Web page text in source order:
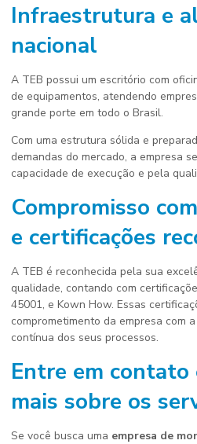
Infraestrutura e
nacional
A TEB possui um escritório com
de equipamentos, atendendo
grande porte em todo o Brasil.
Com uma estrutura sólida e
demandas do mercado, a empresa
capacidade de execução e pela
Compromisso
e certificações
A TEB é reconhecida pela sua
qualidade, contando com
45001, e Kown How. Essas
comprometimento da empresa com
contínua dos seus processos.
Entre em contato
mais sobre os
Se você busca uma empresa de